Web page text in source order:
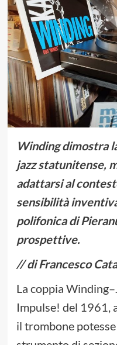
Winding dimostra
jazz statunitense,
adattarsi al
sensibilità
polifonica di
prospettive.
// di Francesco
La coppia
Impulse! del 1961,
il trombone